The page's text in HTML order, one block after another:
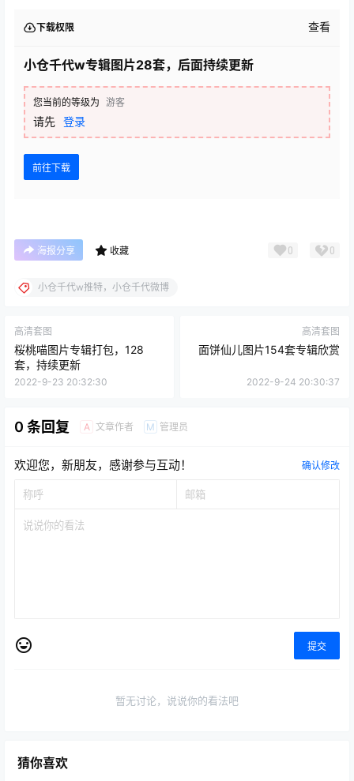
下载权限 查看
小仓千代w专辑图片28套，后面持续更新
您当前的等级为 游客
请先 登录
前往下载
海报分享 收藏 0 0
小仓千代w推特，小仓千代微博
高清套图
桜桃喵图片专辑打包，128
套，持续更新
2022-9-23 20:32:30
高清套图
面饼仙儿图片154套专辑欣赏
2022-9-24 20:30:37
0 条回复 A 文章作者 M 管理员
欢迎您，新朋友，感谢参与互动！ 确认修改
提交
暂无讨论，说说你的看法吧
猜你喜欢